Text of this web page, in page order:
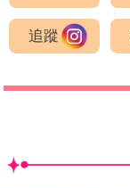
追蹤